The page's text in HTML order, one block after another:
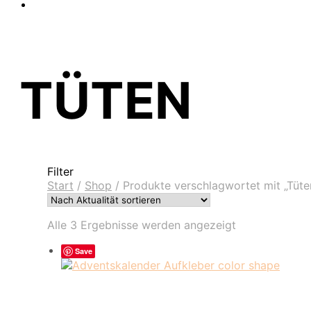
TÜTEN
Filter
Start / Shop / Produkte verschlagwortet mit
Alle 3 Ergebnisse werden angezeigt
Save